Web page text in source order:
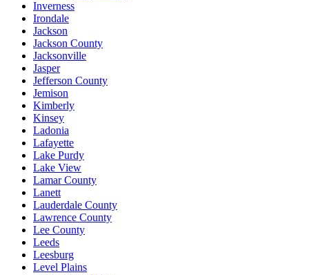
Inverness
Irondale
Jackson
Jackson County
Jacksonville
Jasper
Jefferson County
Jemison
Kimberly
Kinsey
Ladonia
Lafayette
Lake Purdy
Lake View
Lamar County
Lanett
Lauderdale County
Lawrence County
Lee County
Leeds
Leesburg
Level Plains